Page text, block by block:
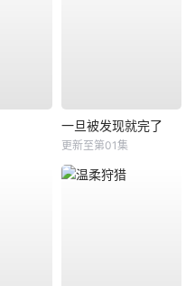
一旦被发现就完了
更新至第01集